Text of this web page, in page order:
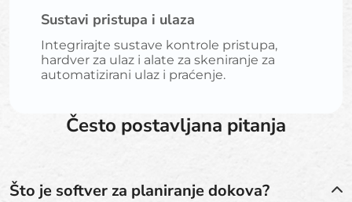
Sustavi pristupa i ulaza
Integrirajte sustave kontrole pristupa,
hardver za ulaz i alate za skeniranje za
automatizirani ulaz i praćenje.
Često postavljana pitanja
Što je softver za planiranje dokova?